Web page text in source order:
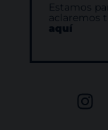
Estamos
aclaremos
aquí